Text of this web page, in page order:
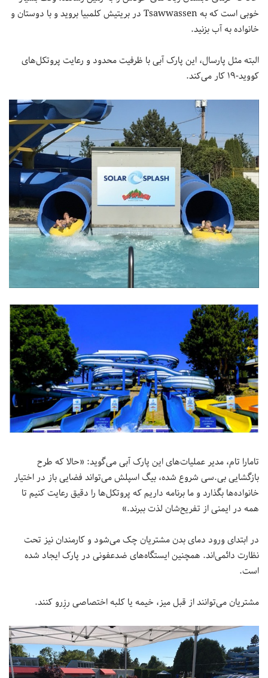
خوبی است که به Tsawwassen در بریتیش کلمبیا بروید و با دوستان و
خانواده به آب بزنید.
البته مثل پارسال، این پارک آبی با ظرفیت محدود و رعایت پروتکل‌های
کووید-۱۹ کار می‌کند.
تامارا تام، مدیر عملیات‌های این پارک آبی می‌گوید: «حالا که طرح
بازگشایی بی.سی شروع شده، بیگ اسپلش می‌تواند فضایی باز در اختیار
خانواده‌ها بگذارد و ما برنامه داریم که پروتکل‌ها را دقیق رعایت کنیم تا
همه در ایمنی از تفریح‌شان لذت ببرند.»
در ابتدای ورود دمای بدن مشتریان چک می‌شود و کارمندان نیز تحت
نظارت دائمی‌اند. همچنین ایستگاه‌های ضدعفونی در پارک ایجاد شده
است.
مشتریان می‌توانند از قبل میز، خیمه یا کلبه اختصاصی رزِرو کنند.